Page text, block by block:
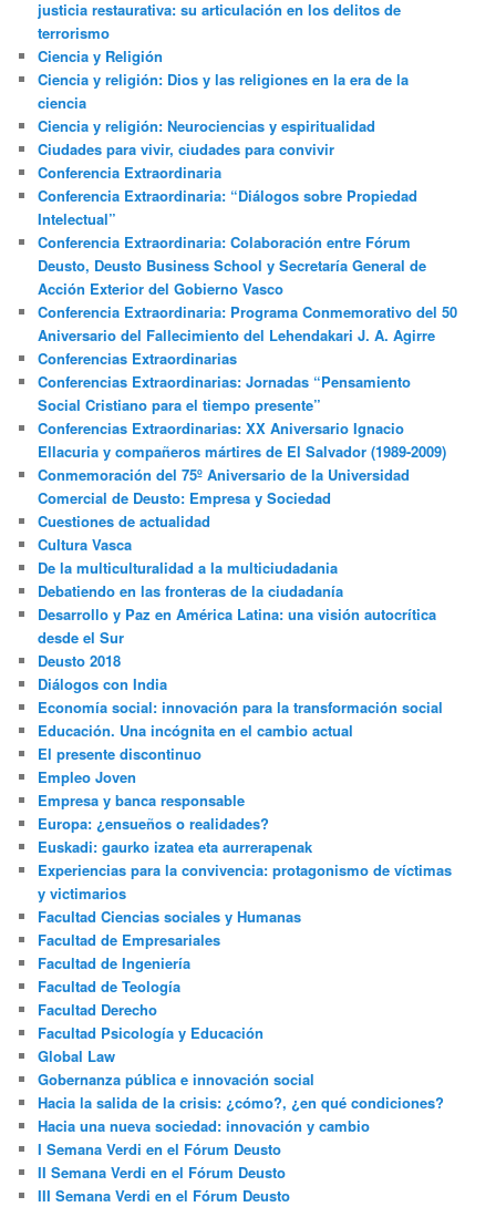
justicia restaurativa: su articulación en los delitos de
terrorismo
Ciencia y Religión
Ciencia y religión: Dios y las religiones en la era de la
ciencia
Ciencia y religión: Neurociencias y espiritualidad
Ciudades para vivir, ciudades para convivir
Conferencia Extraordinaria
Conferencia Extraordinaria: “Diálogos sobre Propiedad
Intelectual”
Conferencia Extraordinaria: Colaboración entre Fórum
Deusto, Deusto Business School y Secretaría General de
Acción Exterior del Gobierno Vasco
Conferencia Extraordinaria: Programa Conmemorativo del 50
Aniversario del Fallecimiento del Lehendakari J. A. Agirre
Conferencias Extraordinarias
Conferencias Extraordinarias: Jornadas “Pensamiento
Social Cristiano para el tiempo presente”
Conferencias Extraordinarias: XX Aniversario Ignacio
Ellacuria y compañeros mártires de El Salvador (1989-2009)
Conmemoración del 75º Aniversario de la Universidad
Comercial de Deusto: Empresa y Sociedad
Cuestiones de actualidad
Cultura Vasca
De la multiculturalidad a la multiciudadania
Debatiendo en las fronteras de la ciudadanía
Desarrollo y Paz en América Latina: una visión autocrítica
desde el Sur
Deusto 2018
Diálogos con India
Economía social: innovación para la transformación social
Educación. Una incógnita en el cambio actual
El presente discontinuo
Empleo Joven
Empresa y banca responsable
Europa: ¿ensueños o realidades?
Euskadi: gaurko izatea eta aurrerapenak
Experiencias para la convivencia: protagonismo de víctimas
y victimarios
Facultad Ciencias sociales y Humanas
Facultad de Empresariales
Facultad de Ingeniería
Facultad de Teología
Facultad Derecho
Facultad Psicología y Educación
Global Law
Gobernanza pública e innovación social
Hacia la salida de la crisis: ¿cómo?, ¿en qué condiciones?
Hacia una nueva sociedad: innovación y cambio
I Semana Verdi en el Fórum Deusto
II Semana Verdi en el Fórum Deusto
III Semana Verdi en el Fórum Deusto